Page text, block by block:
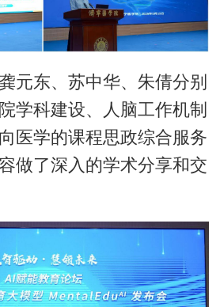
元东、苏中华、朱倩分别
学科建设、人脑工作机制
医学的课程思政综合服务
做了深入的学术分享和交